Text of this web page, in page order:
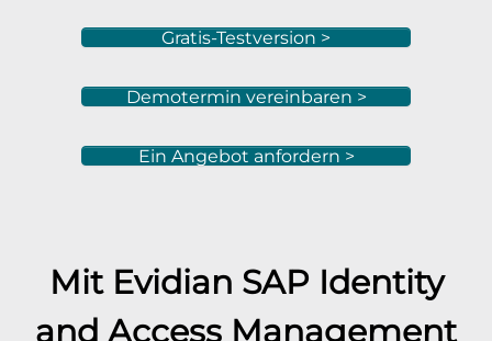
Gratis-Testversion >
Demotermin vereinbaren >
Ein Angebot anfordern >
Mit Evidian SAP Identity
and Access Management